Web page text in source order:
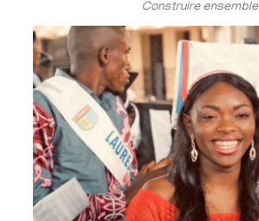
Construire ensemble